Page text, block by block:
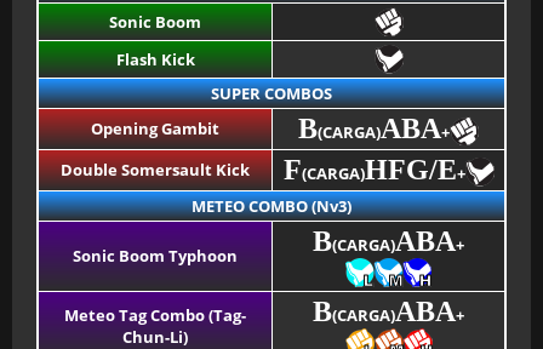
Sonic Boom
Flash Kick
SUPER COMBOS
Opening Gambit
B(CARGA)ABA+
Double Somersault Kick
F(CARGA)HFG/E+
METEO COMBO (Nv3)
Sonic Boom Typhoon B(CARGA)ABA+
Meteo Tag Combo (Tag-
Chun-Li)
B(CARGA)ABA+